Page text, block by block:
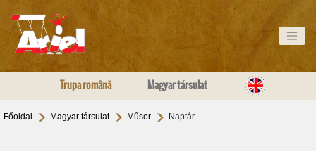
Trupa română Magyar társulat
Főoldal Magyar társulat Műsor Naptár